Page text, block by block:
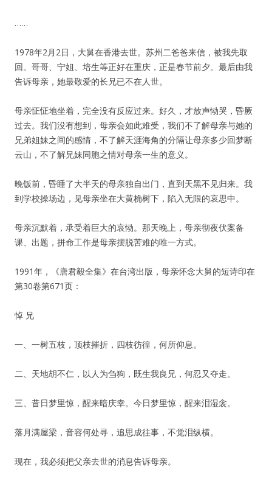
……
1978年2月2日，大舅在香港去世。苏州二爸爸来信，被我先取
回。哥哥、宁姐、培生等正好在重庆，正是春节前夕。最后由我
告诉母亲，她最敬爱的长兄已不在人世。
母亲怔怔地坐着，完全没有反应过来。好久，才放声恸哭，昏厥
过去。我们没有想到，母亲会如此难受，我们不了解母亲与她的
兄弟姐妹之间的感情，不了解天涯海角的分隔让母亲多少回梦断
云山，不了解兄妹同胞之情对母亲一生的意义。
晚饭前，昏睡了大半天的母亲独自出门，直到天黑不见归来。我
到学校操场边，见母亲坐在大黄桷树下，陷入无限的哀思中。
母亲沉默着，承受着巨大的哀恸。那天晚上，母亲彻夜伏案备
课、出题，拼命工作是母亲摆脱苦难的唯一方式。
1991年，《唐君毅全集》在台湾出版，母亲怀念大舅的短诗印在
第30卷第671页：
悼 兄
一、一树五枝，顶枝摧折，四枝彷徨，何所仰息。
二、天地胡不仁，以人为刍狗，既生我良兄，何忍又夺走。
三、昔日梦里惊，醒来暗庆幸。今日梦里惊，醒来泪湿衾。
落月满屋梁，音容何处寻，追思成往事，不觉泪纵横。
现在，我必须把父亲去世的消息告诉母亲。